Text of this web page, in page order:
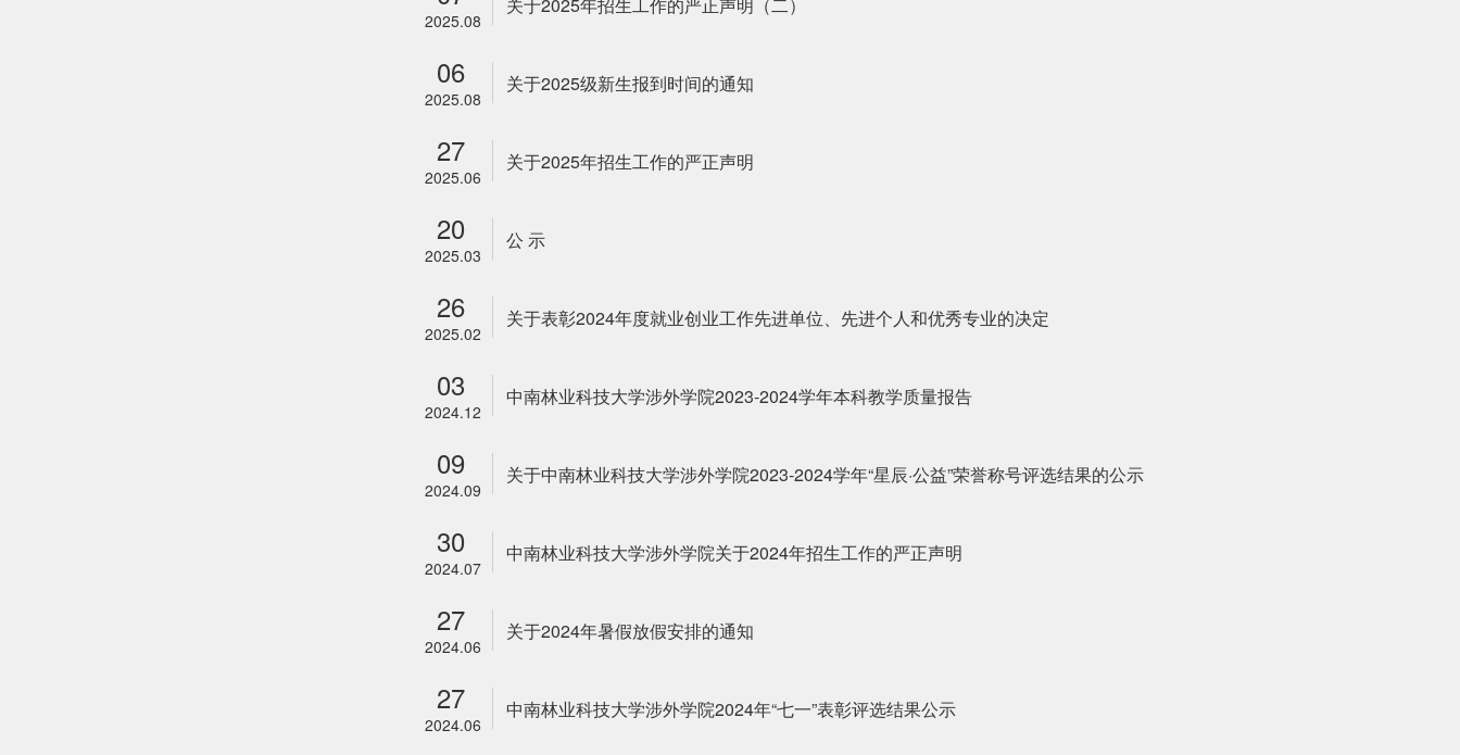
2025.08
06
2025.08
关于2025级新生报到时间的通知
27
2025.06
关于2025年招生工作的严正声明
20
2025.03
公 示
26
2025.02
关于表彰2024年度就业创业工作先进单位、先进个人和优秀专业的决定
03
2024.12
中南林业科技大学涉外学院2023-2024学年本科教学质量报告
09
2024.09
关于中南林业科技大学涉外学院2023-2024学年“星辰·公益”荣誉称号评选结果的公示
30
2024.07
中南林业科技大学涉外学院关于2024年招生工作的严正声明
27
2024.06
关于2024年暑假放假安排的通知
27
2024.06
中南林业科技大学涉外学院2024年“七一”表彰评选结果公示